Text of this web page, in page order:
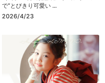
で“とびきり可愛い ...
2026/4/23